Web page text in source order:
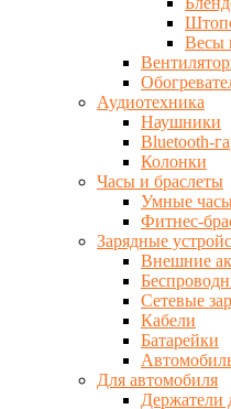
Весы
Аудиотехника
Наушники
Bluetooth-
Колонки
Часы и браслеты
Умные
Фитнес-
Зарядные
Внешние
Сетевые
Кабели
Батарейки
Для автомобиля
Держатели